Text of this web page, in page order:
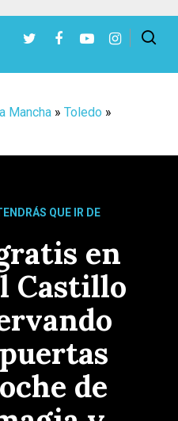
Mancha » Toledo »
QUE IR DE
en
Castillo
de